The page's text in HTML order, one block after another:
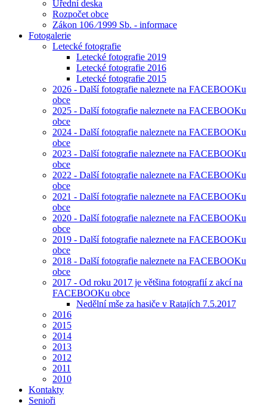
Úřední deska
Rozpočet obce
Zákon 106 ⁄1999 Sb. - informace
Fotogalerie
Letecké fotografie
Letecké fotografie 2019
Letecké fotografie 2016
Letecké fotografie 2015
2026 - Další fotografie naleznete na FACEBOOKu
obce
2025 - Další fotografie naleznete na FACEBOOKu
obce
2024 - Další fotografie naleznete na FACEBOOKu
obce
2023 - Další fotografie naleznete na FACEBOOKu
obce
2022 - Další fotografie naleznete na FACEBOOKu
obce
2021 - Další fotografie naleznete na FACEBOOKu
obce
2020 - Další fotografie naleznete na FACEBOOKu
obce
2019 - Další fotografie naleznete na FACEBOOKu
obce
2018 - Další fotografie naleznete na FACEBOOKu
obce
2017 - Od roku 2017 je většina fotografií z akcí na
FACEBOOKu obce
Nedělní mše za hasiče v Ratajích 7.5.2017
2016
2015
2014
2013
2012
2011
2010
Kontakty
Senioři